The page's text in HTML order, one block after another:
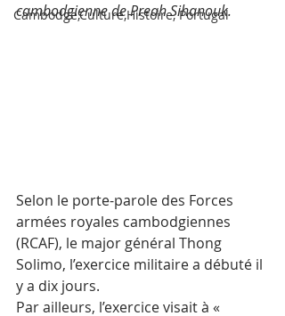
Cambodge,Culture,Histoire, Portugal
cambodgienne de Preah Sihanouk.
Selon le porte-parole des Forces
armées royales cambodgiennes
(RCAF), le major général Thong
Solimo, l’exercice militaire a débuté il
y a dix jours.
Par ailleurs, l’exercice visait à «